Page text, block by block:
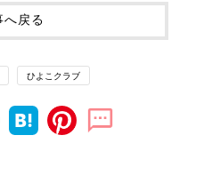
へ戻る
ひよこクラブ